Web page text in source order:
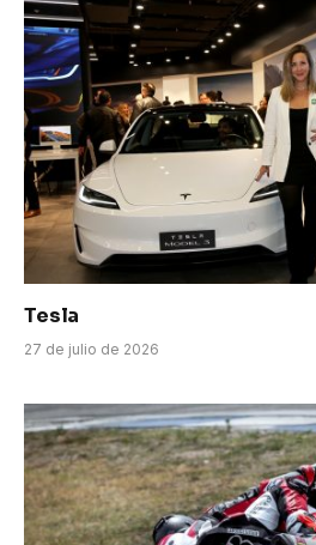
Tesla
27 de julio de 2026